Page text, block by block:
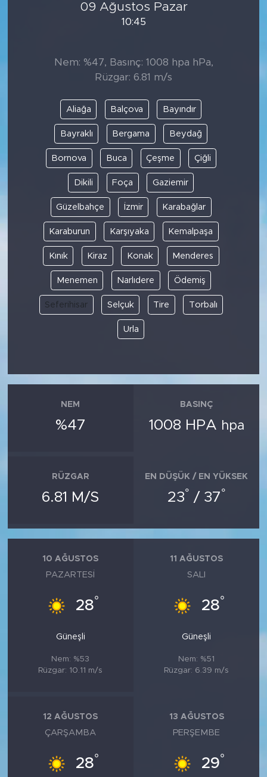
09 Ağustos Pazar
10:45
Nem: %47, Basınç: 1008 hpa hPa,
Rüzgar: 6.81 m/s
Aliağa Balçova Bayındır
Bayraklı Bergama Beydağ
Bornova Buca Çeşme Çiğli
Dikili Foça Gaziemir
Güzelbahçe İzmir Karabağlar
Karaburun Karşıyaka Kemalpaşa
Kınık Kiraz Konak Menderes
Menemen Narlıdere Ödemiş
Seferihisar Selçuk Tire Torbalı
Urla
NEM
%47
BASINÇ
1008 HPA hpa
RÜZGAR
6.81 M/S
EN DÜŞÜK / EN YÜKSEK
23° / 37°
10 AĞUSTOS
PAZARTESI
28°
Güneşli
Nem: %53
Rüzgar: 10.11 m/s
11 AĞUSTOS
SALI
28°
Güneşli
Nem: %51
Rüzgar: 6.39 m/s
12 AĞUSTOS
ÇARŞAMBA
28°
13 AĞUSTOS
PERŞEMBE
29°